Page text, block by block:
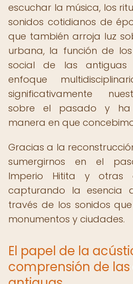
escuchar la música, los
sonidos cotidianos de
que también arroja luz
urbana, la función de
social de las antiguas
enfoque
significativamente
sobre el pasado y ha
manera en que
Gracias a la
sumergirnos en el
Imperio Hitita y otras
capturando la esencia
través de los sonidos
monumentos y ciudades.
El papel de la
comprensión de las